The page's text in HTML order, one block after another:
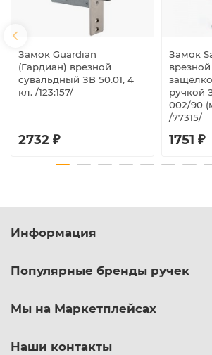
Замок Guardian
(Гардиан) врезной
сувальдный ЗВ 50.01, 4
кл. /123:157/
2732 ₽
Замок
ручкой
002/90
/77315/
1751 ₽
Информация
Популярные бренды ручек
Мы на Маркетплейсах
Наши контакты